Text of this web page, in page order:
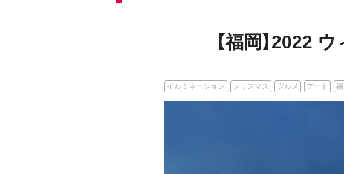
【福岡】2022
イルミネーション クリスマス グルメ デート